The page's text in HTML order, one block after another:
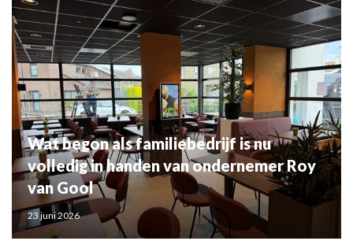
Wat begon als familiebedrijf is nu
volledig in handen van ondernemer Roy
van Gool
23 juni 2026